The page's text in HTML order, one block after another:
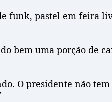
funk, pastel em feira
bem uma porção de
O presidente não